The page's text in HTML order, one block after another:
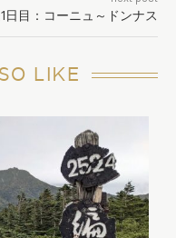
日目：コーニュ～ドンナス
LIKE